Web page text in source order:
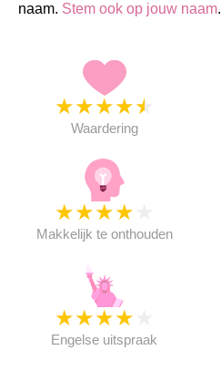
naam. Stem ook op jouw naam.
★★★★★
Waardering
★★★★
Makkelijk te onthouden
★★★★
Engelse uitspraak